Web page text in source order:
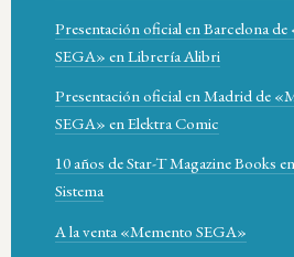
Presentación oficial en Barcelona
SEGA» en Librería Alibri
Presentación oficial en Madrid de
SEGA» en Elektra Comic
10 años de Star-T Magazine Books
Sistema
A la venta «Memento SEGA»